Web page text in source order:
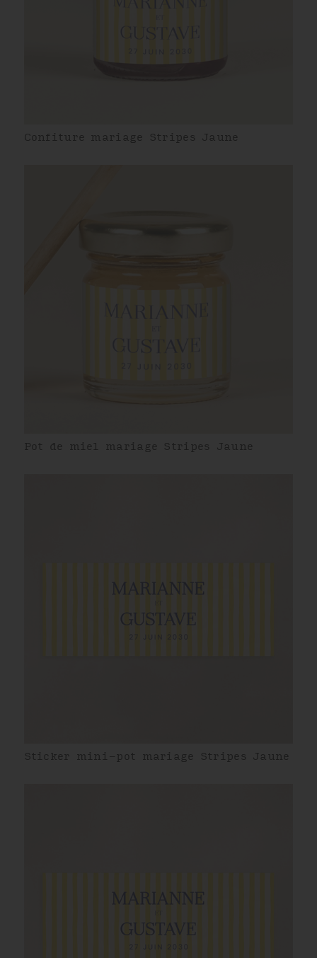
Confiture mariage Stripes Jaune
Pot de miel mariage Stripes Jaune
Sticker mini-pot mariage Stripes Jaune